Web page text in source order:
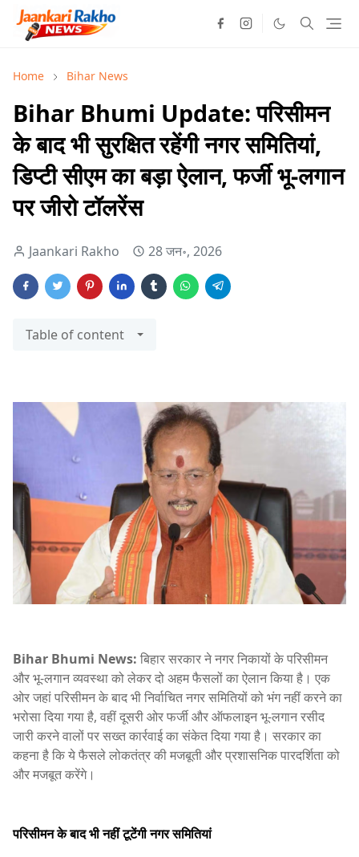
Home Bihar News
Bihar Bhumi Update: परिसीमन
के बाद भी सुरक्षित रहेंगी नगर समितियां,
डिप्टी सीएम का बड़ा ऐलान, फर्जी भू-लगान
पर जीरो टॉलरेंस
Jaankari Rakho 28 जन॰, 2026
Table of content
Bihar Bhumi News: बिहार सरकार ने नगर निकायों के परिसीमन
और भू-लगान व्यवस्था को लेकर दो अहम फैसलों का ऐलान किया है। एक
ओर जहां परिसीमन के बाद भी निर्वाचित नगर समितियों को भंग नहीं करने का
भरोसा दिया गया है, वहीं दूसरी ओर फर्जी और ऑफलाइन भू-लगान रसीद
जारी करने वालों पर सख्त कार्रवाई का संकेत दिया गया है। सरकार का
कहना है कि ये फैसले लोकतंत्र की मजबूती और प्रशासनिक पारदर्शिता को
और मजबूत करेंगे।
परिसीमन के बाद भी नहीं टूटेंगी नगर समितियां